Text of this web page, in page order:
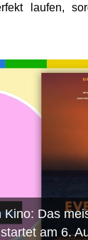
laufen,
Kino: Das
am 6.